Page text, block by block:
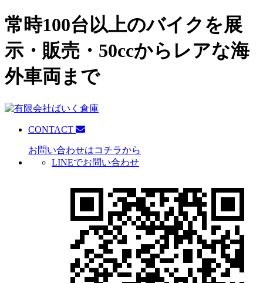
常時100台以上のバイクを展
示・販売・50ccからレアな海
外車両まで
CONTACT
お問い合わせはコチラから
LINEでお問い合わせ